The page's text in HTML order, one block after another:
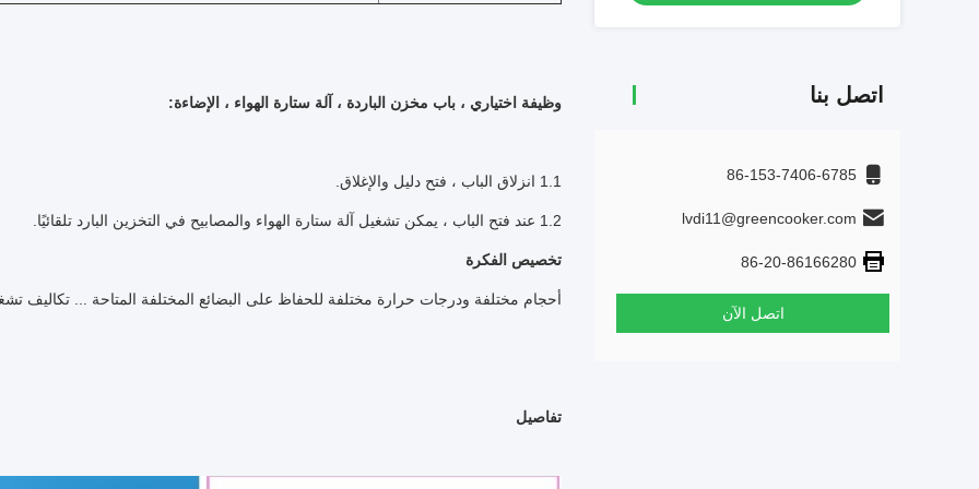
اتصل بنا
86-153-7406-6785
lvdi11@greencooker.com
86-20-86166280
اتصل الآن
وظيفة اختياري ، باب مخزن الباردة ، آلة ستارة الهواء ، الإضاءة:
1.1 انزلاق الباب ، فتح دليل والإغلاق.
1.2 عند فتح الباب ، يمكن تشغيل آلة ستارة الهواء والمصابيح في التخزين البارد تلقائيًا.
تخصيص الفكرة
أحجام مختلفة ودرجات حرارة مختلفة للحفاظ على البضائع المختلفة المتاحة ... تكاليف
تفاصيل